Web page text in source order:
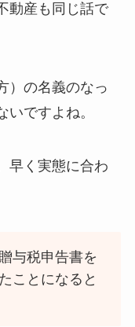
動産も同じ話で
）の名義のなっ
ですよね。
早く実態に合わ
与税申告書を
ことになると